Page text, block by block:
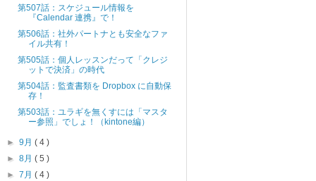
第507話：スケジュール情報を
『Calendar 連携』で！
第506話：社外パートナとも安全なファ
イル共有！
第505話：個人レッスンだって「クレジ
ットで決済」の時代
第504話：監査書類を Dropbox に自動保
存！
第503話：ユラギを無くすには「マスタ
ー参照」でしょ！（kintone編）
►9月( 4 )
►8月( 5 )
►7月( 4 )